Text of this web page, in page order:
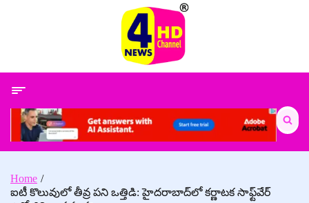
Search
for:
Home
ఐటీ కొలువులో తీవ్ర పని ఒత్తిడి: హైదరాబాద్‌లో కర్ణాటక సాఫ్ట్‌వేర్